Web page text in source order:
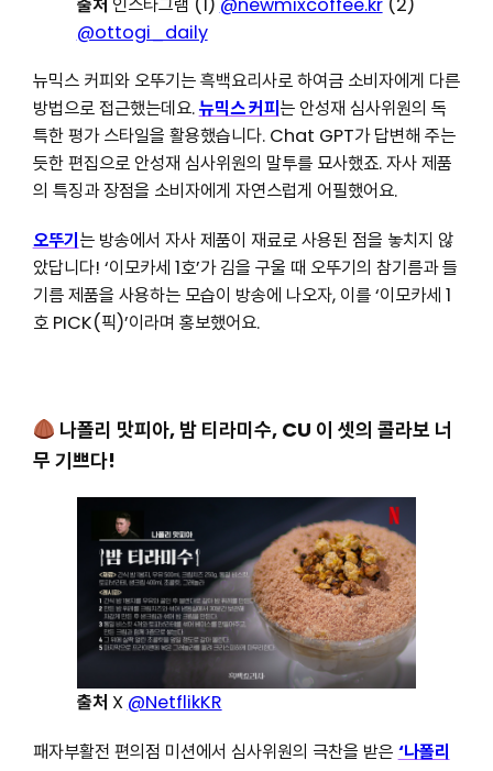
@ottogi_daily
뉴믹스 커피와 오뚜기는 흑백요리사로 하여금 소비자에게 다른
방법으로 접근했는데요.뉴믹스 커피는 안성재 심사위원의 독
특한 평가 스타일을 활용했습니다. Chat GPT가 답변해 주는
듯한 편집으로 안성재 심사위원의 말투를 묘사했죠. 자사 제품
의 특징과 장점을 소비자에게 자연스럽게 어필했어요.
오뚜기는 방송에서 자사 제품이 재료로 사용된 점을 놓치지 않
았답니다! ‘이모카세 1호’가 김을 구울 때 오뚜기의 참기름과 들
기름 제품을 사용하는 모습이 방송에 나오자, 이를 ‘이모카세 1
호 PICK(픽)’이라며 홍보했어요.
나폴리 맛피아, 밤 티라미수, CU 이 셋의 콜라보 너
무 기쁘다!
출처 X @NetflikKR
패자부활전 편의점 미션에서 심사위원의 극찬을 받은 ‘나폴리